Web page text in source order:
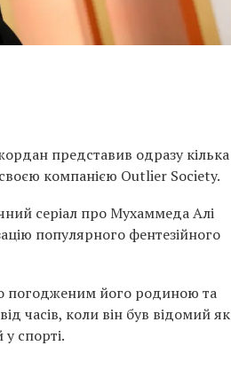
представив одразу кілька
компанією Outlier Society.
серіал про Мухаммеда Алі
популярного фентезійного
погодженим його родиною та
часів, коли він був відомий як
у спорті.